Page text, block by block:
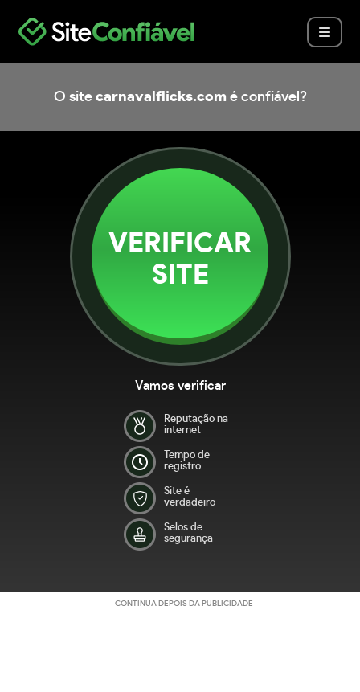
O site carnavalflicks.com é confiável?
VERIFICAR
SITE
Vamos verificar
Reputação na
internet
Tempo de
registro
Site é
verdadeiro
Selos de
segurança
CONTINUA DEPOIS DA PUBLICIDADE